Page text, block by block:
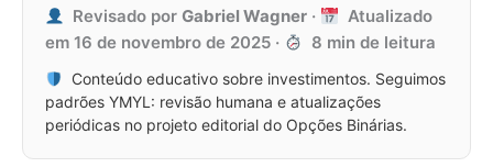
Revisado porGabriel Wagner ·
Atualizado
em 16 de novembro de 2025 · 8 min de leitura
Conteúdo educativo sobre investimentos. Seguimos
padrões YMYL: revisão humana e atualizações
periódicas no projeto editorial do Opções Binárias.